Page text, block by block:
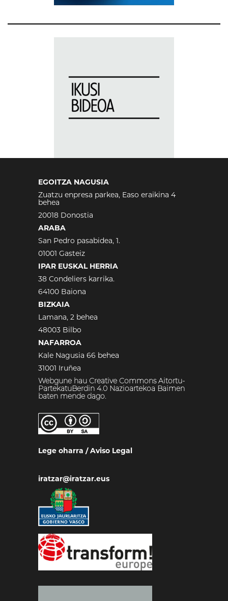
EGOITZA NAGUSIA
Zuatzu enpresa parkea, Easo eraikina 4
behea
20018 Donostia
ARABA
San Pedro pasabidea, 1.
01001 Gasteiz
IPAR EUSKAL HERRIA
38 Condeliers karrika.
64100 Baiona
BIZKAIA
Lamana, 2 behea
48003 Bilbo
NAFARROA
Kale Nagusia 66 behea
31001 Iruñea
Webgune hau Creative Commons Aitortu-
PartekatuBerdin 4.0 Nazioartekoa Baimen
baten mende dago.
Lege oharra /Aviso Legal
iratzar@iratzar.eus